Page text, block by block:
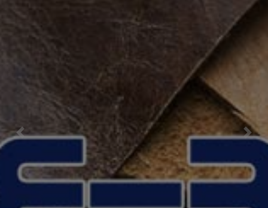
Previous Next